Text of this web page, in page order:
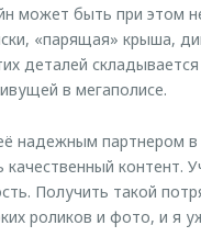
может быть при этом
«парящая» крыша,
деталей
в мегаполисе.
надежным партнером
контент.
Получить такой
роликов и фото, и я